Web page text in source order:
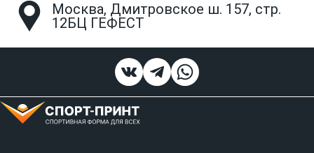
Москва, Дмитровское ш. 157, стр.
12БЦ ГЕФЕСТ